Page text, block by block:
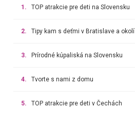
1. TOP atrakcie pre deti na Slovensku
2. Tipy kam s deťmi v Bratislave a okolí
3. Prírodné kúpaliská na Slovensku
4. Tvorte s nami z domu
5. TOP atrakcie pre deti v Čechách